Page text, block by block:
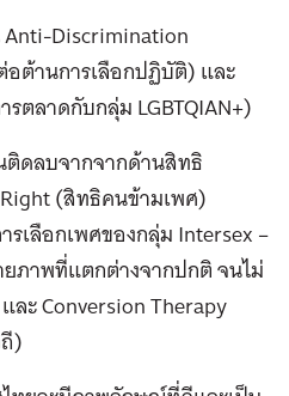
Anti-Discrimination
ต้านการเลือกปฏิบัติ) และ
รตลาดกับกลุ่ม LGBTQIAN+)
ติดลบจากจากด้านสิทธิ
(สิทธิคนข้ามเพศ)
เลือกเพศของกลุ่ม Intersex –
ภาพที่แตกต่างจากปกติ จนไม่
ละConversion Therapy
)